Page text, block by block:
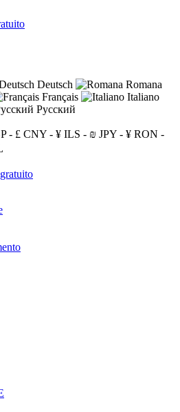
Deutsch
Romana
Français
Italiano
Русский
- £ CNY - ¥ ILS - ₪ JPY - ¥ RON -